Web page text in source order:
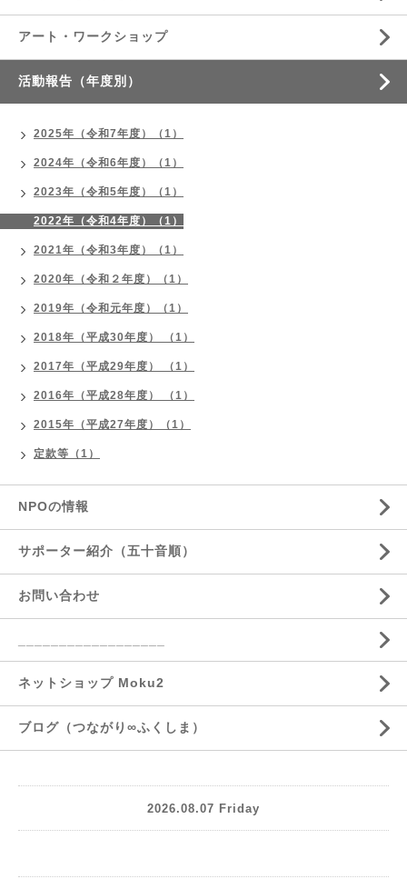
アート・ワークショップ
活動報告（年度別）
2025年（令和7年度）（1）
2024年（令和6年度）（1）
2023年（令和5年度）（1）
2022年（令和4年度）（1）
2021年（令和3年度）（1）
2020年（令和２年度）（1）
2019年（令和元年度）（1）
2018年（平成30年度） （1）
2017年（平成29年度） （1）
2016年（平成28年度） （1）
2015年（平成27年度）（1）
定款等（1）
NPOの情報
サポーター紹介（五十音順）
お問い合わせ
ネットショップ Moku2
ブログ（つながり∞ふくしま）
2026.08.07 Friday